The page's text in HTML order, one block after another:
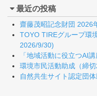
最近の投稿
齋藤茂昭記念財団 2026
TOYO TIREグループ環
2026/9/30)
「地域活動に役立つAI
環境市民活動助成（締
自然共生サイト認定団